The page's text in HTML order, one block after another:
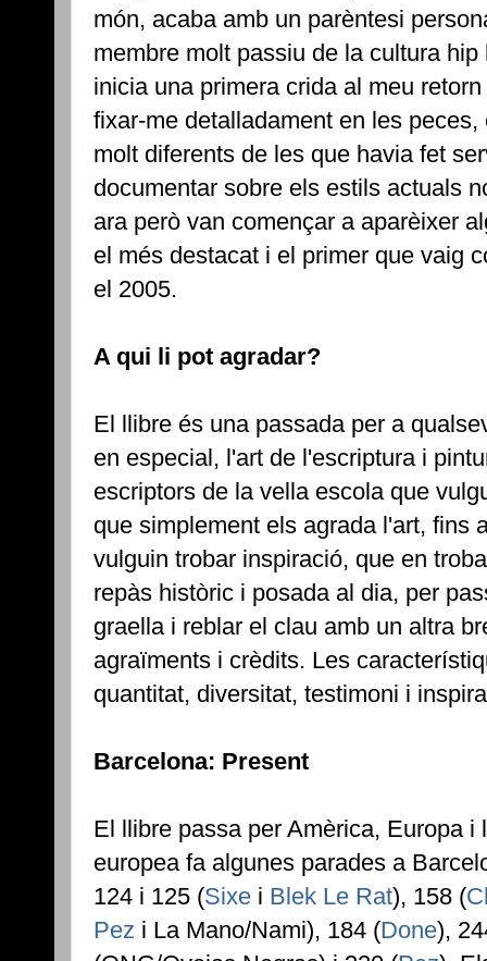
món, acaba amb un parèntesi
membre molt passiu de la cultura
inicia una primera crida al meu
fixar-me detalladament en les
molt diferents de les que havia fet
documentar sobre els estils actuals
ara però van començar a aparèixer
el més destacat i el primer que vaig
el 2005.
A qui li pot agradar?
El llibre és una passada per a
en especial, l'art de l'escriptura i
escriptors de la vella escola que
que simplement els agrada l'art, fins
vulguin trobar inspiració, que en
repàs històric i posada al dia, per
graella i reblar el clau amb un altra
agraïments i crèdits. Les
quantitat, diversitat, testimoni i
Barcelona: Present
El llibre passa per Amèrica, Europa
europea fa algunes parades a
124 i 125 (Sixe i Blek Le Rat), 158 (
Pez i La Mano/Nami), 184 (Done),